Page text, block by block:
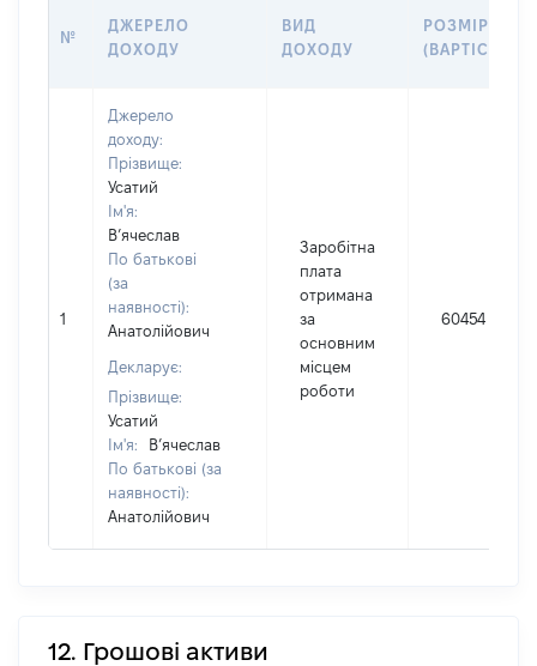
№
ДЖЕРЕЛО
ДОХОДУ
ВИД
ДОХОДУ
РОЗМІР
(ВАРТІСТЬ)
1
Джерело
доходу:
Прізвище:
Усатий
Ім'я:
В’ячеслав
По батькові
(за
наявності):
Анатолійович
Декларує:
Прізвище:
Усатий
Ім'я:
В’ячеслав
По батькові (за
наявності):
Анатолійович
Заробітна
плата
отримана
за
основним
місцем
роботи
60454
12. Грошові активи